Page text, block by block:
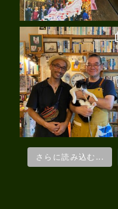
さらに読み込む...